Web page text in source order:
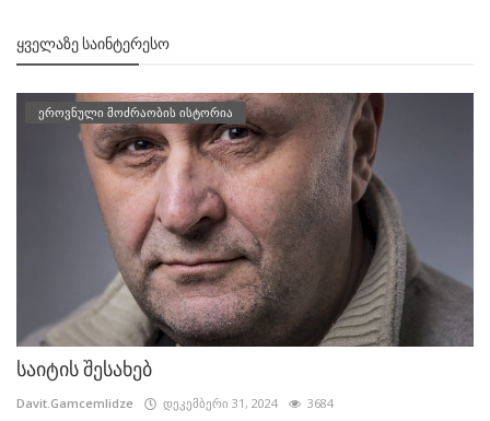
ᲧᲕᲔᲚᲐᲖᲔ ᲡᲐᲘᲜᲢᲔᲠᲔᲡᲝ
ეროვნული მოძრაობის ისტორია
საიტის შესახებ
Davit.Gamcemlidze დეკემბერი 31, 2024 3684